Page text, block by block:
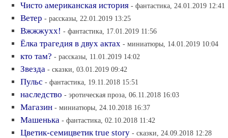
Чисто американская история - фантастика, 24.01.2019 12:41
Ветер - рассказы, 22.01.2019 13:25
Вжжжухх! - фантастика, 17.01.2019 11:56
Ёлка трагедия в двух актах - миниатюры, 14.01.2019 10:04
кто там? - рассказы, 11.01.2019 14:02
Звезда - сказки, 03.01.2019 09:42
Пульс - фантастика, 19.11.2018 15:51
наследство - эротическая проза, 06.11.2018 16:03
Магазин - миниатюры, 24.10.2018 16:37
Машенька - фантастика, 02.10.2018 11:42
Цветик-семицветик true story - сказки, 24.09.2018 12:28